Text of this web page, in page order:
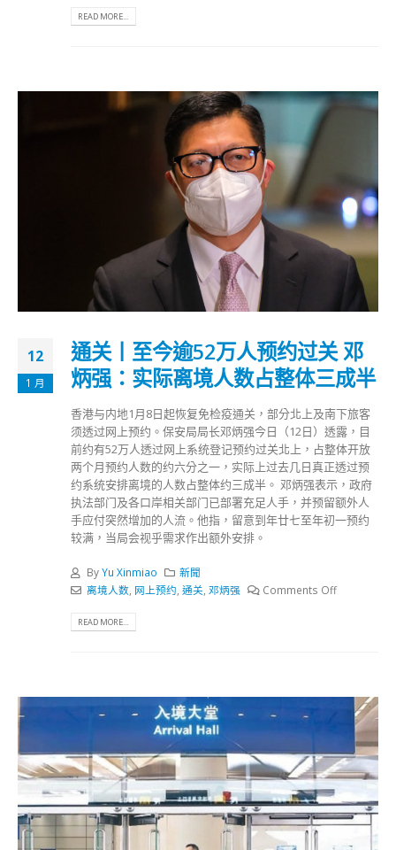
READ MORE...
12
1 月
通关丨至今逾52万人预约过关 邓
炳强：实际离境人数占整体三成半
香港与内地1月8日起恢复免检疫通关，部分北上及南下旅客
须透过网上预约。保安局局长邓炳强今日（12日）透露，目
前约有52万人透过网上系统登记预约过关北上，占整体开放
两个月预约人数的约六分之一，实际上过去几日真正透过预
约系统安排离境的人数占整体约三成半。 邓炳强表示，政府
执法部门及各口岸相关部门已部署充足人手，并预留额外人
手应付突然增加的人流。他指，留意到年廿七至年初一预约
较满，当局会视乎需求作出额外安排。
ByYu Xinmiao
新聞
离境人数 网上预约 通关 邓炳强 Comments Off
READ MORE...